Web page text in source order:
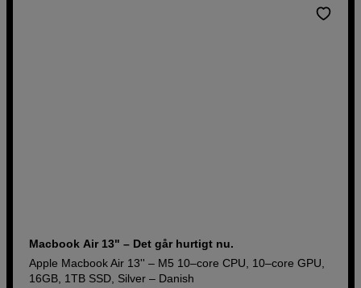
Macbook Air 13" – Det går hurtigt nu.
Apple Macbook Air 13'' – M5 10–core CPU, 10–core GPU,
16GB, 1TB SSD, Silver – Danish